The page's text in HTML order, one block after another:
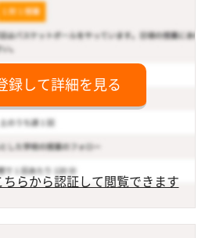
録して詳細を見る
らから認証して閲覧できます